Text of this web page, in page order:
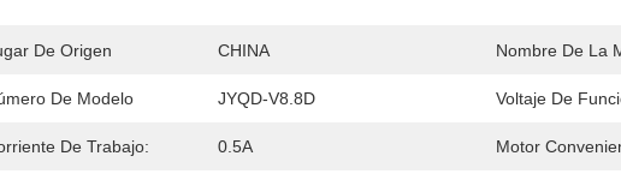
De Origen CHINA Nombre De La
De Modelo JYQD-V8.8D Voltaje De
De Trabajo: 0.5A Motor